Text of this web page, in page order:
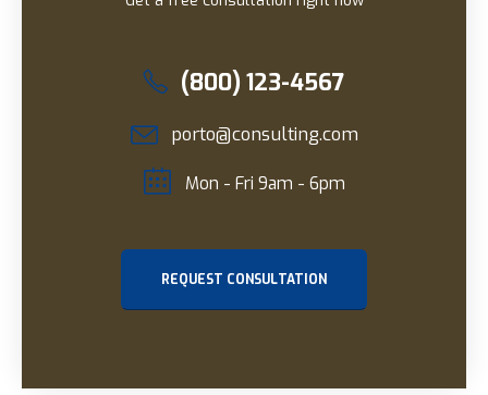
(800) 123-4567
porto@consulting.com
Mon - Fri 9am - 6pm
REQUEST CONSULTATION